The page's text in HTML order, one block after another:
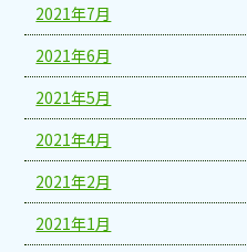
2021年7月
2021年6月
2021年5月
2021年4月
2021年2月
2021年1月